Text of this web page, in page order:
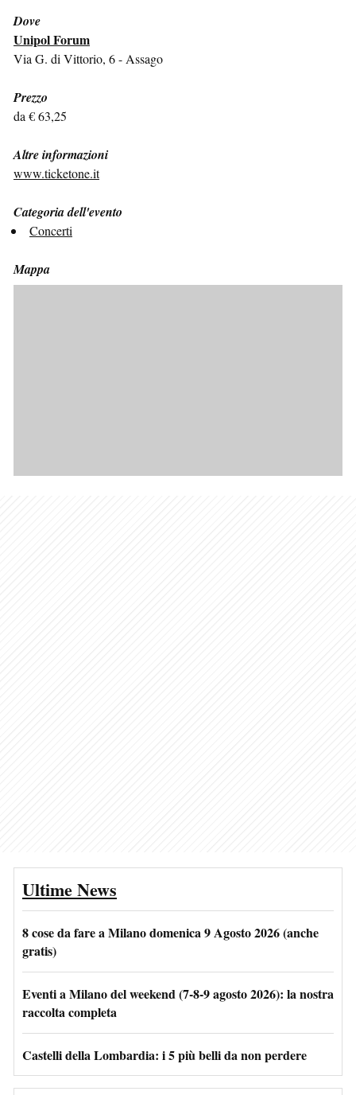
Dove
Unipol Forum
Via G. di Vittorio, 6 - Assago
Prezzo
da € 63,25
Altre informazioni
www.ticketone.it
Categoria dell'evento
Concerti
Mappa
Ultime News
8 cose da fare a Milano domenica 9 Agosto 2026 (anche
gratis)
Eventi a Milano del weekend (7-8-9 agosto 2026): la nostra
raccolta completa
Castelli della Lombardia: i 5 più belli da non perdere